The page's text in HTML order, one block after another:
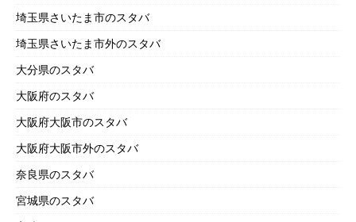
埼玉県さいたま市のスタバ
埼玉県さいたま市外のスタバ
大分県のスタバ
大阪府のスタバ
大阪府大阪市のスタバ
大阪府大阪市外のスタバ
奈良県のスタバ
宮城県のスタバ